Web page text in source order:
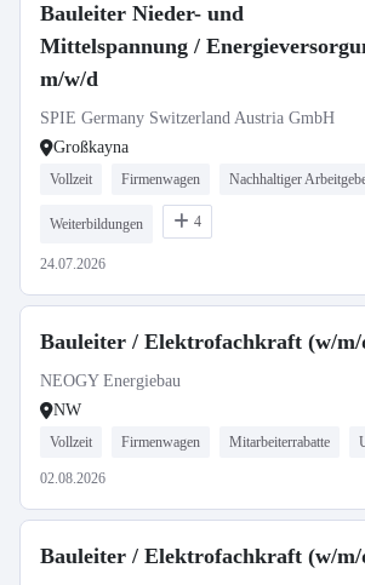
Bauleiter Nieder- und
Mittelspannung /
m/w/d
SPIE Germany Switzerland Austria GmbH
Großkayna
Vollzeit Firmenwagen Nachhaltiger
Weiterbildungen 4
24.07.2026
Bauleiter / Elektrofachkraft (w/
NEOGY Energiebau
NW
Vollzeit Firmenwagen Mitarbeiterrabatte
02.08.2026
Bauleiter / Elektrofachkraft (w/